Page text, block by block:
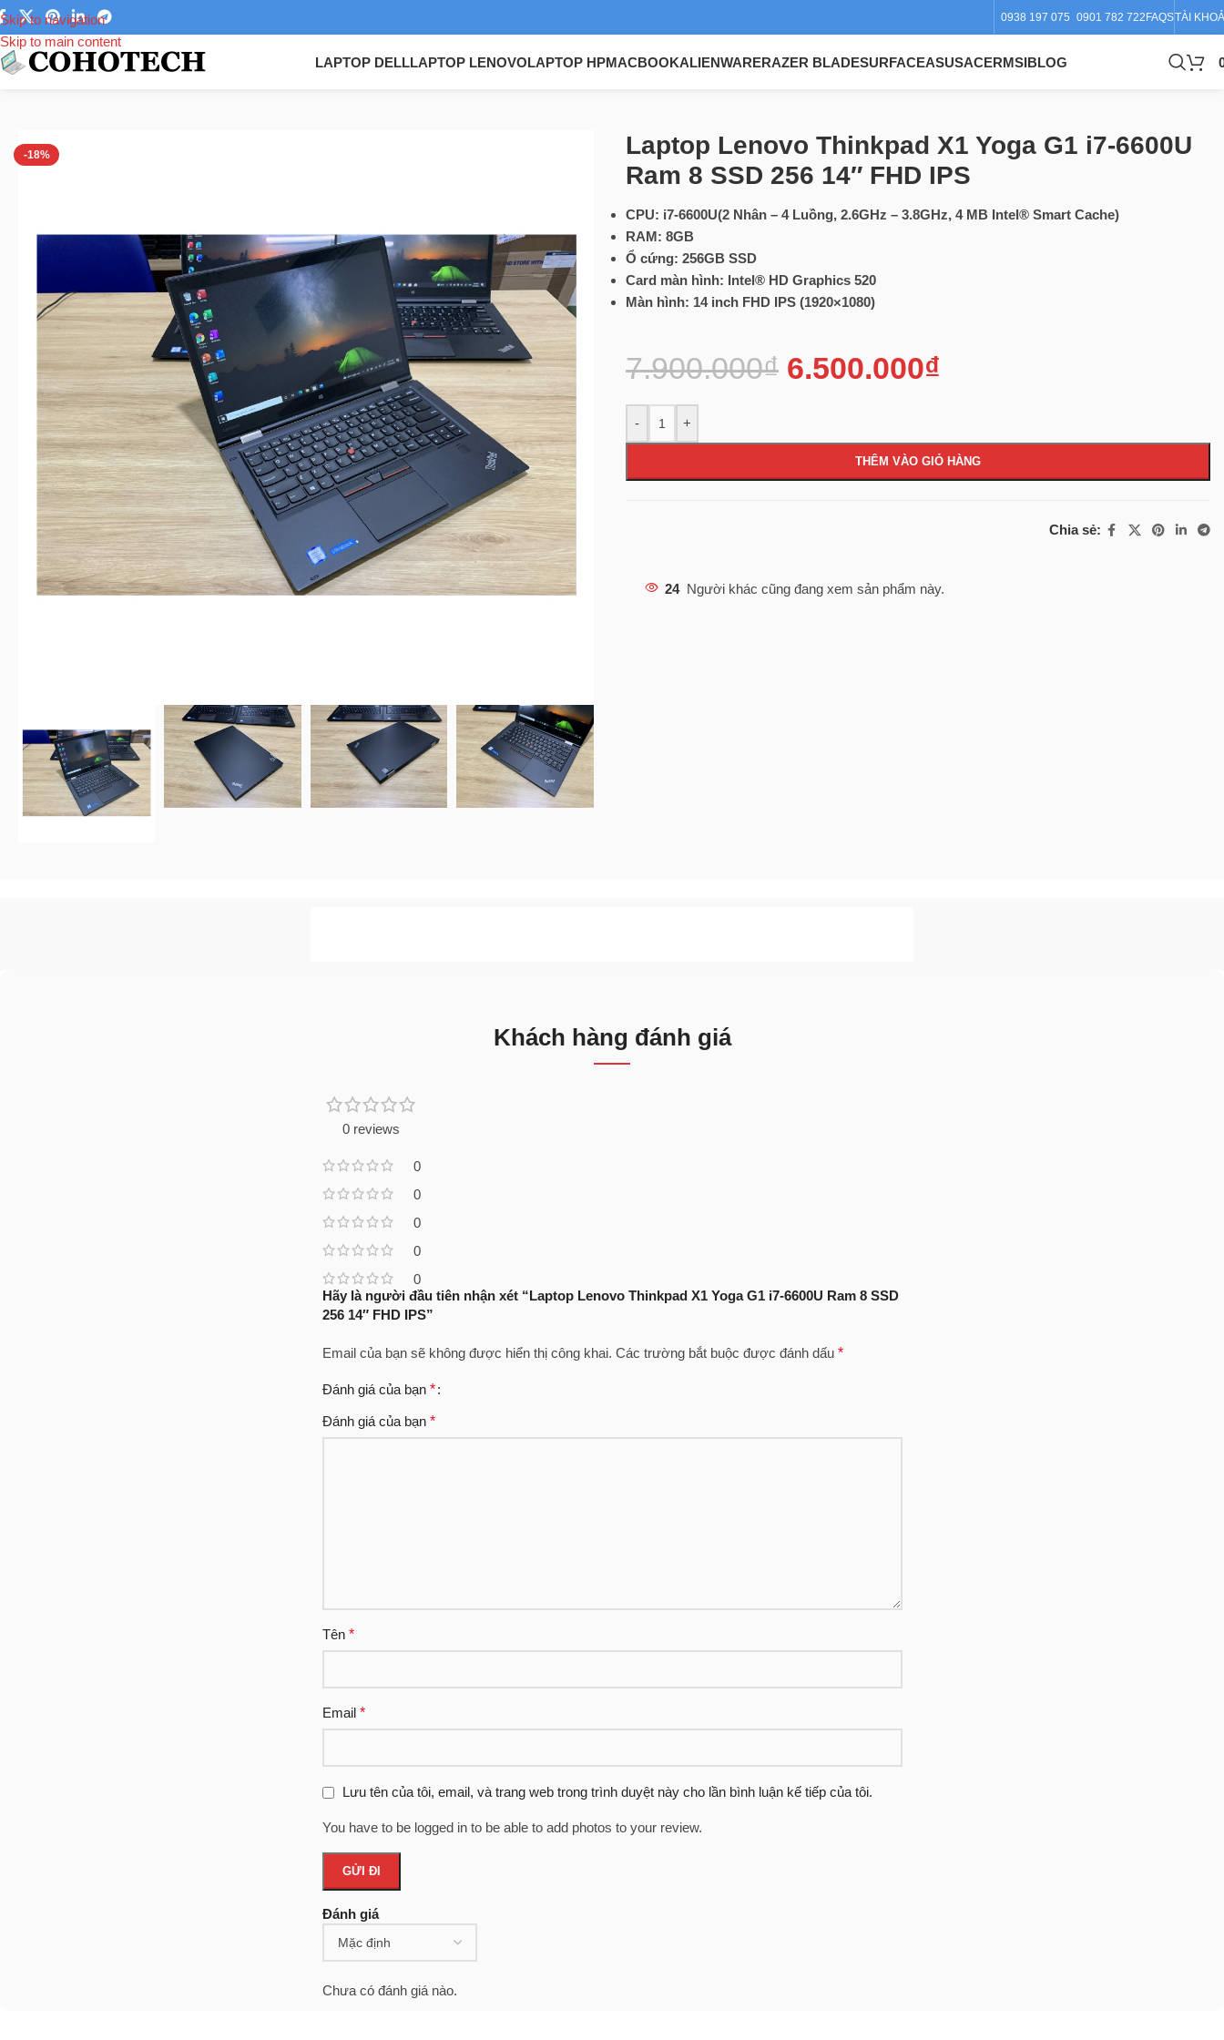
Skip to navigation
Skip to main content
0938 197 075 0901 782 722 FAQSTÀI
LAPTOP DELLLAPTOP LENOVOLAPTOP HPMACBOOKALIENWARERAZER BLADESURFACEASUSACERMSIBLOG
-18%
Laptop Lenovo Thinkpad X1 Yoga G1 i7-6600U
Ram 8 SSD 256 14″ FHD IPS
CPU: i7-6600U(2 Nhân – 4 Luồng, 2.6GHz – 3.8GHz, 4 MB Intel® Smart Cache)
RAM: 8GB
Ổ cứng: 256GB SSD
Card màn hình: Intel® HD Graphics 520
Màn hình: 14 inch FHD IPS (1920×1080)
7.900.000₫ 6.500.000₫
- +
THÊM VÀO GIỎ HÀNG
Chia sẻ:
24 Người khác cũng đang xem sản phẩm này.
Khách hàng đánh giá
0 reviews
0
0
0
0
0
Đánh giá
Chưa có đánh giá nào.
Hãy là người đầu tiên nhận xét “Laptop Lenovo Thinkpad X1 Yoga G1 i7-6600U Ram 8 SSD
256 14″ FHD IPS”
Email của bạn sẽ không được hiển thị công khai. Các trường bắt buộc được đánh dấu *
Đánh giá của bạn *
Đánh giá của bạn *
Tên *
Email *
Lưu tên của tôi, email, và trang web trong trình duyệt này cho lần bình luận kế tiếp của tôi.
You have to be logged in to be able to add photos to your review.